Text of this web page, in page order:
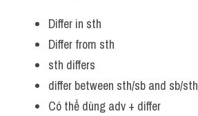
Differ in sth
Differ from sth
sth differs
differ between sth/sb and sb/sth
Có thể dùng adv + differ